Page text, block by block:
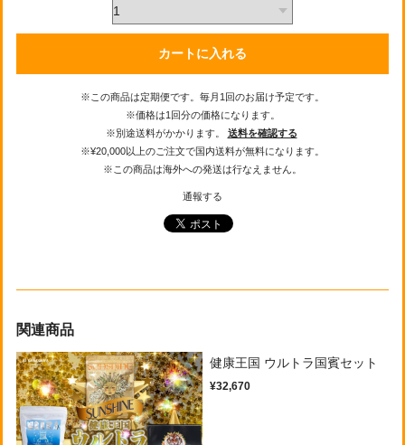
カートに入れる
※この商品は定期便です。毎月1回のお届け予定です。
※価格は1回分の価格になります。
※別途送料がかかります。
送料を確認する
※¥20,000以上のご注文で国内送料が無料になります。
※この商品は海外への発送は行なえません。
通報する
関連商品
健康王国 ウルトラ国賓セット
¥32,670